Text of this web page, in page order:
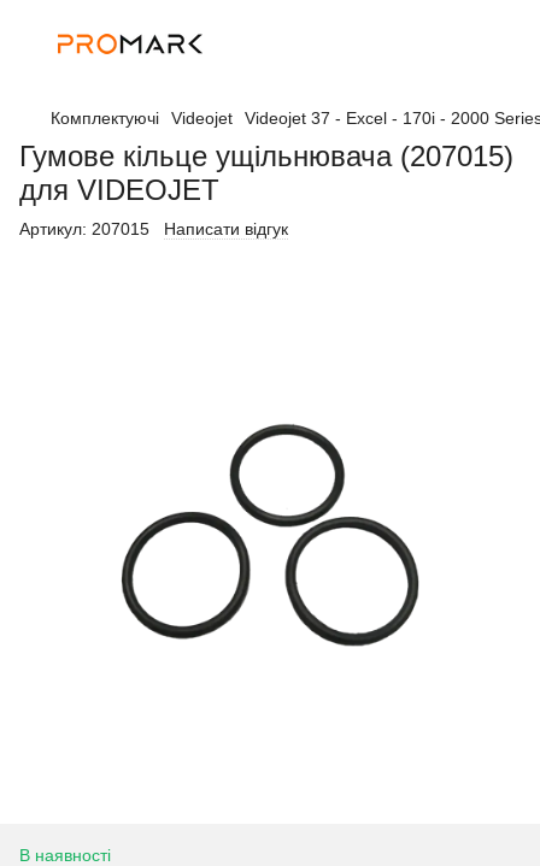
Комплектуючі Videojet Videojet 37 - Excel - 170i - 2000
Гумове кільце ущільнювача (207015)
для VIDEOJET
Артикул: 207015 Написати відгук
В наявності